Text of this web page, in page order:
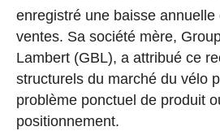
enregistré une baisse annuelle
ventes. Sa société mère,
Lambert (GBL), a attribué ce
structurels du marché du vélo
problème ponctuel de produit
positionnement.